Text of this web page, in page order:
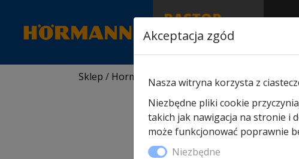
RASTOR
AUTORYZOWANY
PARTNER & SERWIS
Sklep / Hormann części zamienne Do napędów
Akceptacja zgód
Nasza witryna korzysta z
Niezbędne pliki cookie
takich jak nawigacja na stronie i
może funkcjonować poprawnie
Niezbędne